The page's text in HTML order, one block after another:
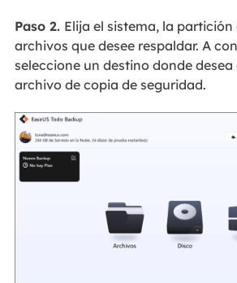
Paso 2. Elija el sistema, la partición
archivos que desee respaldar. A
seleccione un destino donde
archivo de copia de seguridad.